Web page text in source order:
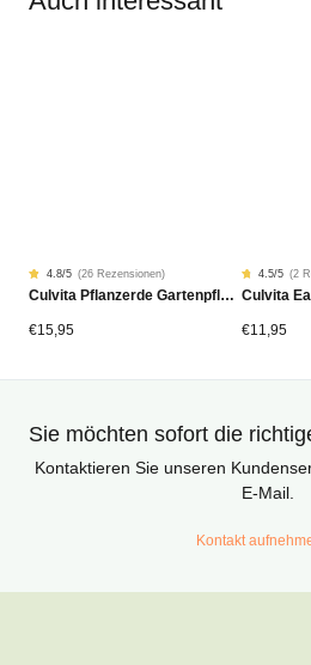
Rated
4.77
von
26
Kundenstimmen
4.8/5 (26 Rezensionen)
Culvita Pflanzerde Gartenpflanzen, Bäume & Hecken BIO 40L
€15,95
Rated
4.50
von
2
4.5/5 (2
€11,95
Sie möchten sofort die
Kontaktieren Sie unseren
E-Mail.
Kontakt